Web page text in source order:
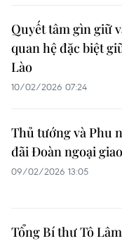
Quyết tâm gìn giữ
quan hệ đặc biệt
Lào
10/02/2026 07:24
Thủ tướng và Phu
đãi Đoàn ngoại
09/02/2026 13:05
Tổng Bí thư Tô